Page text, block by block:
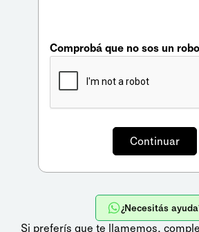
Comprobá que no sos un
¿Necesitás
Si preferís que te llamemos,